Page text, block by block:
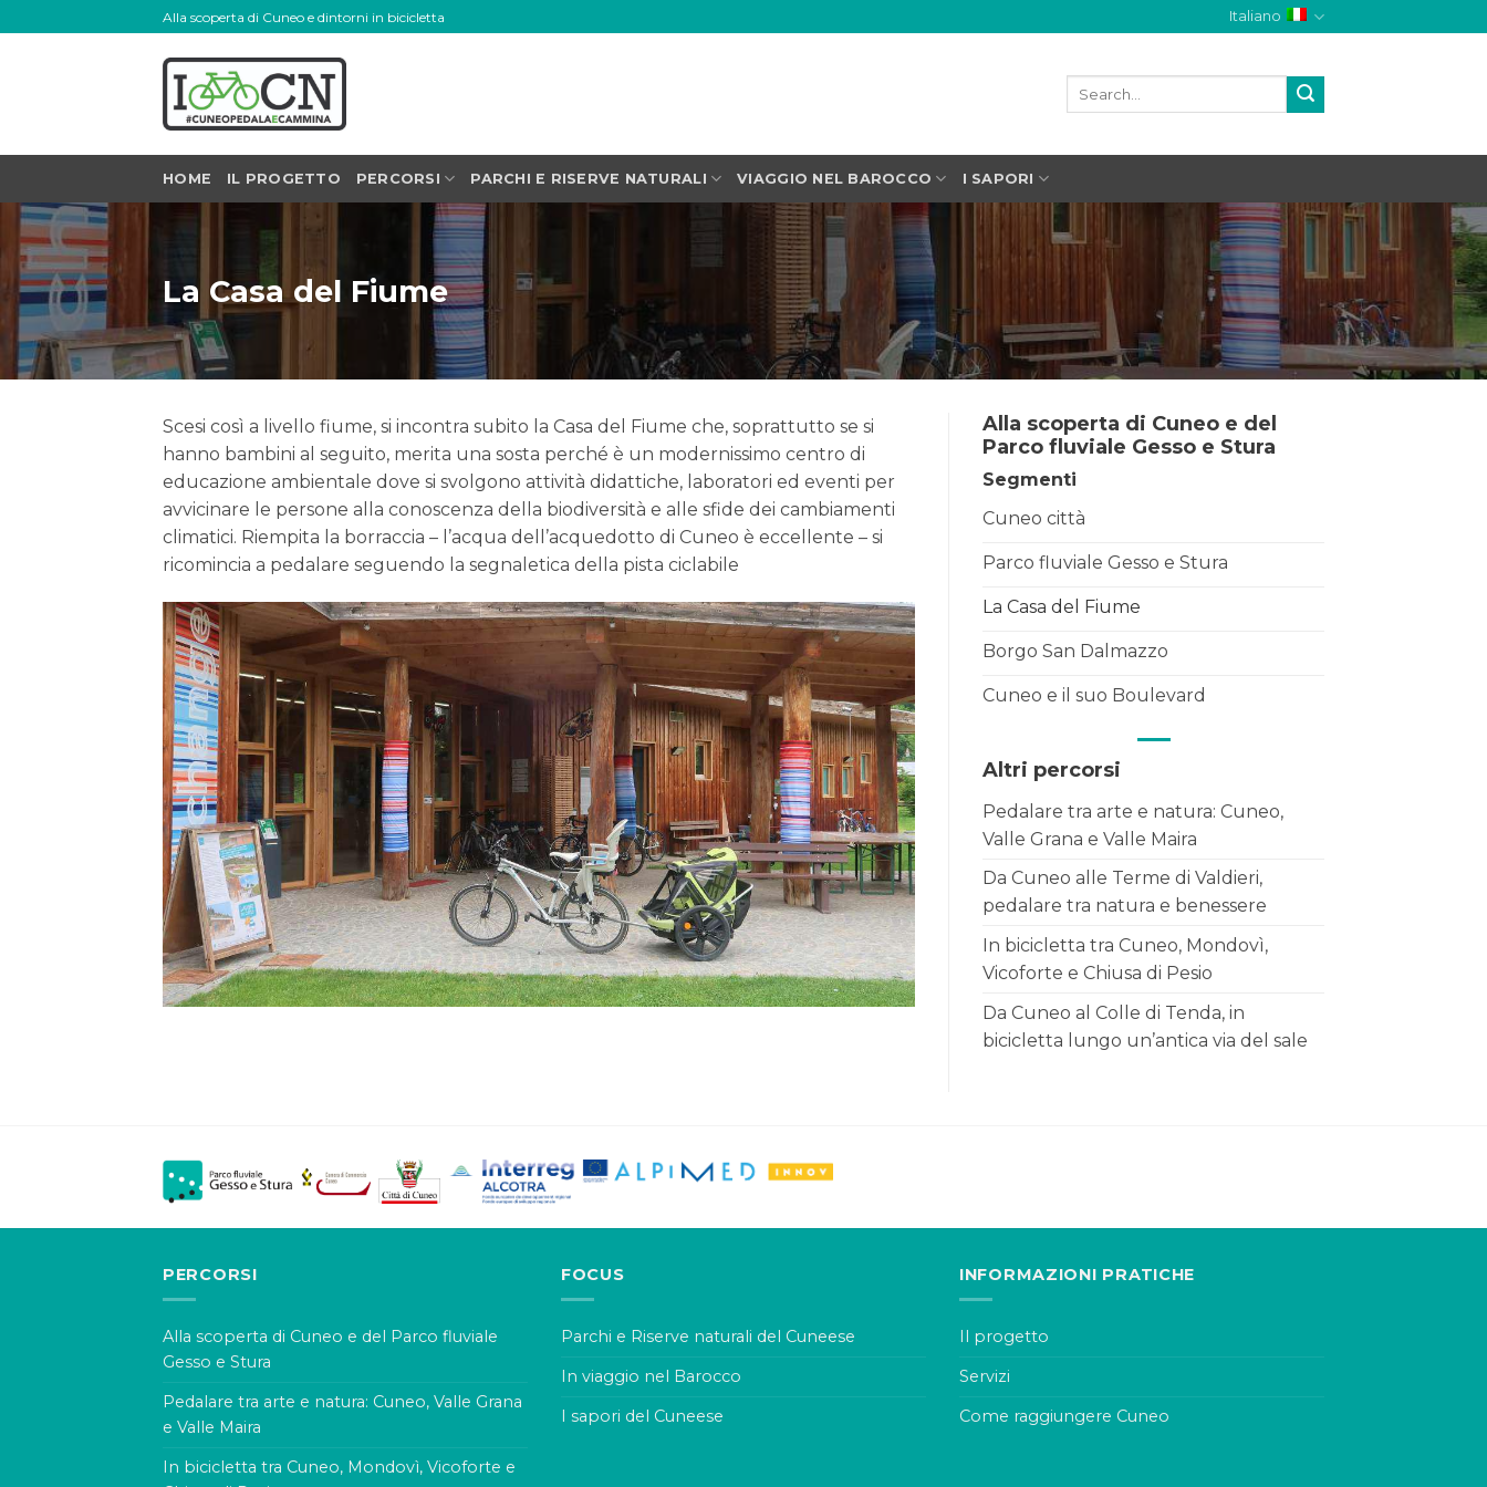
to
Alla scoperta di Cuneo e dintorni in bicicletta Italiano
HOME IL PROGETTO PERCORSI PARCHI E RISERVE NATURALI VIAGGIO NEL BAROCCO I SAPORI
La Casa del Fiume
Scesi così a livello fiume, si incontra subito la Casa del Fiume che, soprattutto se si
hanno bambini al seguito, merita una sosta perché è un modernissimo centro di
educazione ambientale dove si svolgono attività didattiche, laboratori ed eventi per
avvicinare le persone alla conoscenza della biodiversità e alle sfide dei cambiamenti
climatici. Riempita la borraccia – l’acqua dell’acquedotto di Cuneo è eccellente – si
ricomincia a pedalare seguendo la segnaletica della pista ciclabile
Alla scoperta di Cuneo e del
Parco fluviale Gesso e Stura
Segmenti
Cuneo città
Parco fluviale Gesso e Stura
La Casa del Fiume
Borgo San Dalmazzo
Cuneo e il suo Boulevard
Altri percorsi
Pedalare tra arte e natura: Cuneo,
Valle Grana e Valle Maira
Da Cuneo alle Terme di Valdieri,
pedalare tra natura e benessere
In bicicletta tra Cuneo, Mondovì,
Vicoforte e Chiusa di Pesio
Da Cuneo al Colle di Tenda, in
bicicletta lungo un’antica via del sale
PERCORSI
Alla scoperta di Cuneo e del Parco fluviale
Gesso e Stura
Pedalare tra arte e natura: Cuneo, Valle Grana
e Valle Maira
In bicicletta tra Cuneo, Mondovì, Vicoforte e
FOCUS
Parchi e Riserve naturali del Cuneese
In viaggio nel Barocco
I sapori del Cuneese
INFORMAZIONI PRATICHE
Il progetto
Servizi
Come raggiungere Cuneo